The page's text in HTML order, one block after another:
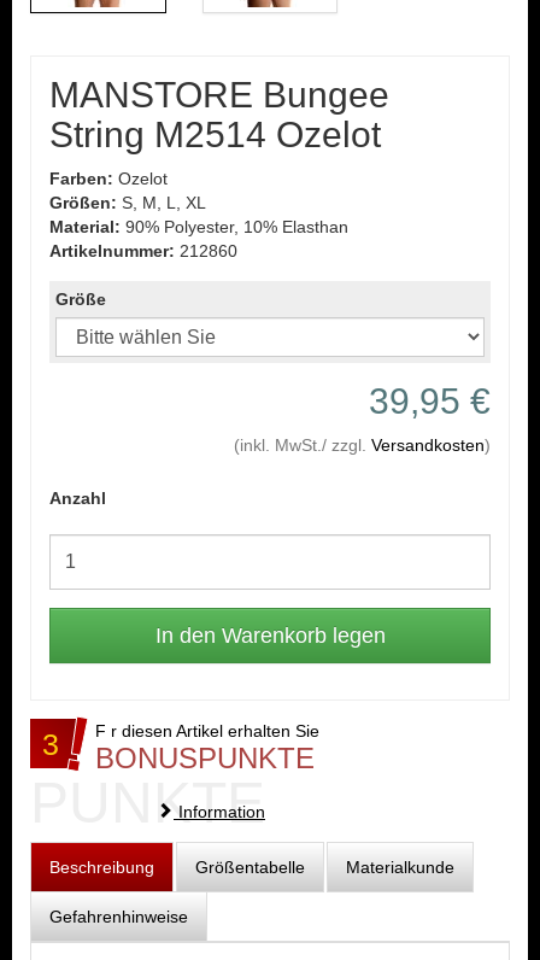
MANSTORE Bungee
String M2514 Ozelot
Farben: Ozelot
Größen: S, M, L, XL
Material: 90% Polyester, 10% Elasthan
Artikelnummer: 212860
Größe
39,95 €
(inkl. MwSt./ zzgl. Versandkosten)
Anzahl
3 F r diesen Artikel erhalten Sie
BONUSPUNKTE
PUNKTE
Information
Beschreibung Größentabelle Materialkunde
Gefahrenhinweise